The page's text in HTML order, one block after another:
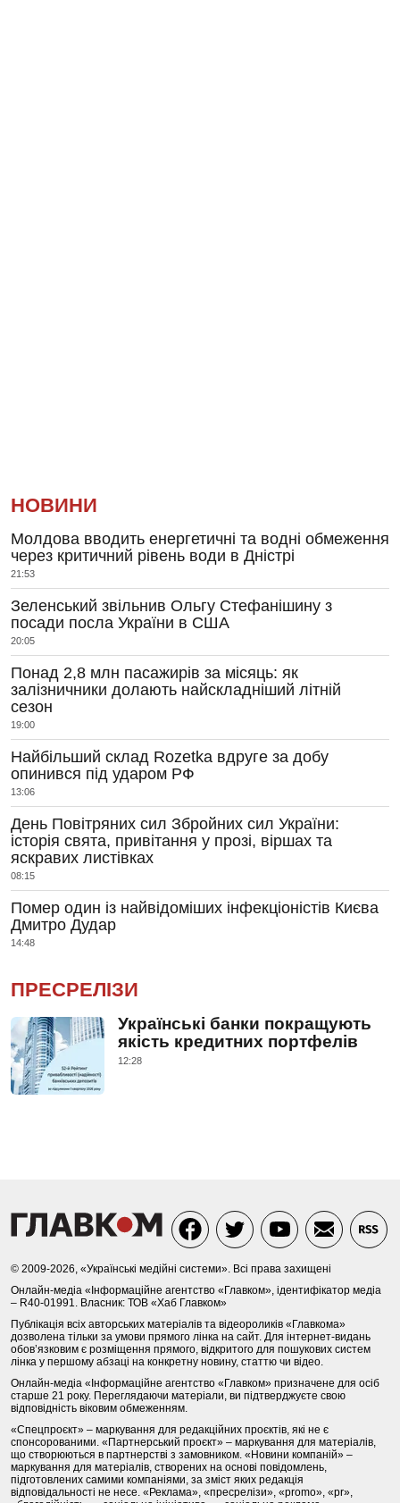
НОВИНИ
Молдова вводить енергетичні та водні обмеження
через критичний рівень води в Дністрі
21:53
Зеленський звільнив Ольгу Стефанішину з
посади посла України в США
20:05
Понад 2,8 млн пасажирів за місяць: як
залізничники долають найскладніший літній
сезон
19:00
Найбільший склад Rozetka вдруге за добу
опинився під ударом РФ
13:06
День Повітряних сил Збройних сил України:
історія свята, привітання у прозі, віршах та
яскравих листівках
08:15
Помер один із найвідоміших інфекціоністів Києва
Дмитро Дудар
14:48
ПРЕСРЕЛІЗИ
Українські банки покращують
якість кредитних портфелів
12:28
© 2009-2026, «Українські медійні системи». Всі права захищені
Онлайн-медіа «Інформаційне агентство «Главком», ідентифікатор медіа
– R40-01991. Власник: ТОВ «Хаб Главком»
Публікація всіх авторських матеріалів та відеороликів «Главкома»
дозволена тільки за умови прямого лінка на сайт. Для інтернет-видань
обов’язковим є розміщення прямого, відкритого для пошукових систем
лінка у першому абзаці на конкретну новину, статтю чи відео.
Онлайн-медіа «Інформаційне агентство «Главком» призначене для осіб
старше 21 року. Переглядаючи матеріали, ви підтверджуєте свою
відповідність віковим обмеженням.
«Спецпроєкт» – маркування для редакційних проєктів, які не є
спонсорованими. «Партнерський проєкт» – маркування для матеріалів,
що створюються в партнерстві з замовником. «Новини компаній» –
маркування для матеріалів, створених на основі повідомлень,
підготовлених самими компаніями, за зміст яких редакція
відповідальності не несе. «Реклама», «пресрелізи», «promo», «pr»,